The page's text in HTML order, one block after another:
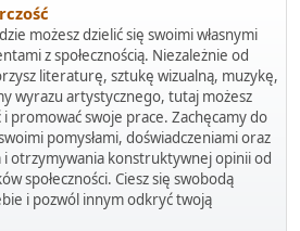
możesz dzielić się swoimi własnymi
z społecznością. Niezależnie od
literaturę, sztukę wizualną, muzykę,
wyrazu artystycznego, tutaj możesz
promować swoje prace. Zachęcamy do
pomysłami, doświadczeniami oraz
i otrzymywania konstruktywnej opinii od
społeczności. Ciesz się swobodą
i pozwól innym odkryć twoją